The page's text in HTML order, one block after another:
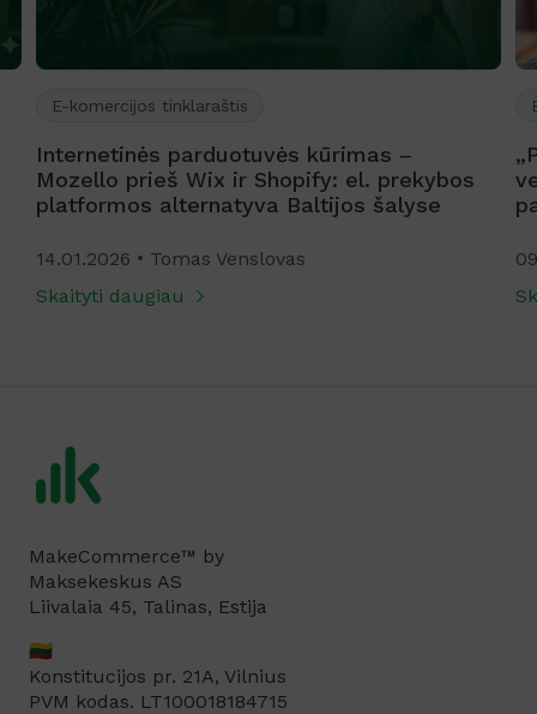
E-komercijos tinklaraštis
Internetinės parduotuvės kūrimas –
Mozello prieš Wix ir Shopify: el. prekybos
platformos alternatyva Baltijos šalyse
14.01.2026
Tomas Venslovas
Skaityti daugiau
MakeCommerce™ by
Maksekeskus AS
Liivalaia 45, Talinas, Estija
🇱🇹
Konstitucijos pr. 21A, Vilnius
PVM kodas. LT100018184715